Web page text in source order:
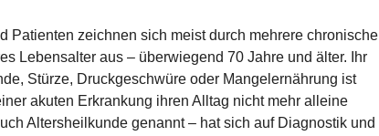
Patienten zeichnen sich meist durch mehrere chronische
Lebensalter aus – überwiegend 70 Jahre und älter. Ihr
Stürze, Druckgeschwüre oder Mangelernährung ist
akuten Erkrankung ihren Alltag nicht mehr alleine
Altersheilkunde genannt – hat sich auf Diagnostik und